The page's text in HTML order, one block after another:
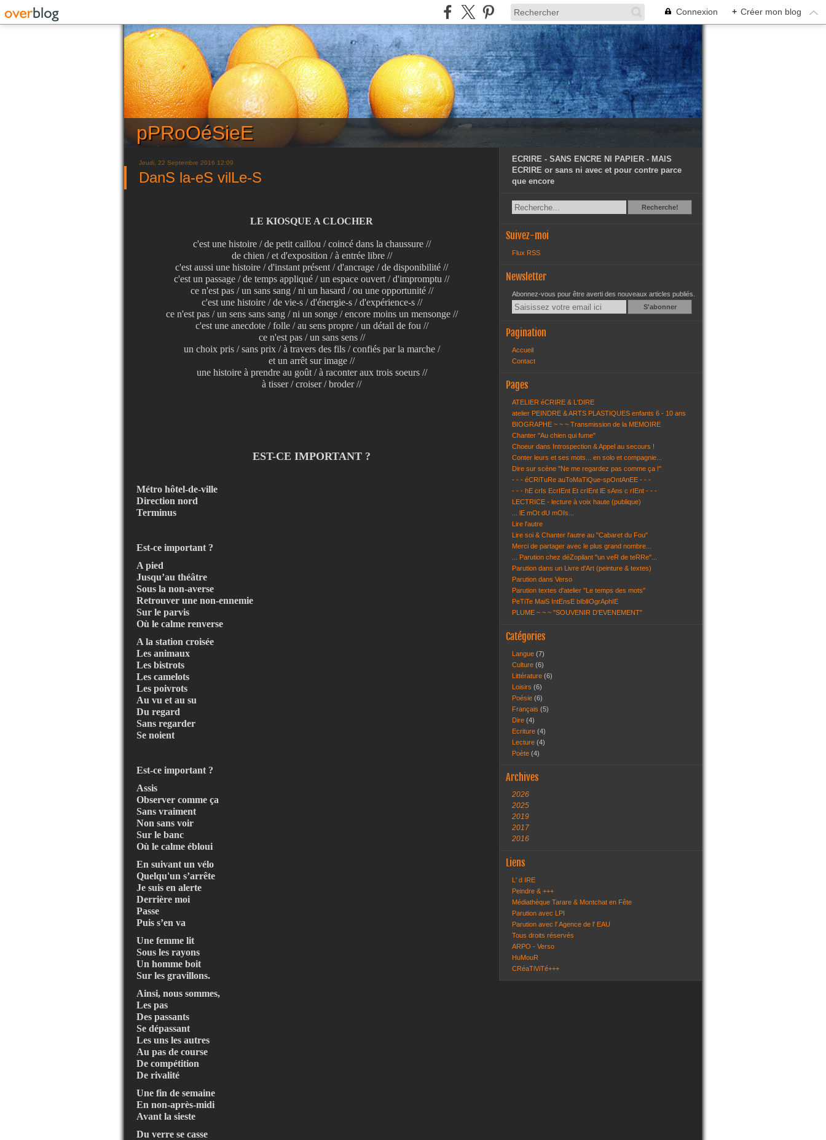
Connexion + Créer mon blog
pPRoOéSieE
Jeudi, 22 Septembre 2016 12:09
DanS la-eS vilLe-S
LE KIOSQUE A CLOCHER
c'est une histoire / de petit caillou / coincé dans la chaussure //
de chien / et d'exposition / à entrée libre //
c'est aussi une histoire / d'instant présent / d'ancrage / de disponibilité //
c'est un passage / de temps appliqué / un espace ouvert / d'impromptu //
ce n'est pas / un sans sang / ni un hasard / ou une opportunité //
c'est une histoire / de vie-s / d'énergie-s / d'expérience-s //
ce n'est pas / un sens sans sang / ni un songe / encore moins un mensonge //
c'est une anecdote / folle / au sens propre / un détail de fou //
ce n'est pas / un sans sens //
un choix pris / sans prix / à travers des fils / confiés par la marche /
et un arrêt sur image //
une histoire à prendre au goût / à raconter aux trois soeurs //
à tisser / croiser / broder //
EST-CE IMPORTANT ?
Métro hôtel-de-ville
Direction nord
Terminus
Est-ce important ?
A pied
Jusqu’au théâtre
Sous la non-averse
Retrouver une non-ennemie
Sur le parvis
Où le calme renverse
A la station croisée
Les animaux
Les bistrots
Les camelots
Les poivrots
Au vu et au su
Du regard
Sans regarder
Se noient
Est-ce important ?
Assis
Observer comme ça
Sans vraiment
Non sans voir
Sur le banc
Où le calme ébloui
En suivant un vélo
Quelqu'un s’arrête
Je suis en alerte
Derrière moi
Passe
Puis s’en va
Une femme lit
Sous les rayons
Un homme boit
Sur les gravillons.
Ainsi, nous sommes,
Les pas
Des passants
Se dépassant
Les uns les autres
Au pas de course
De compétition
De rivalité
Une fin de semaine
En non-après-midi
Avant la sieste
Du verre se casse
ECRIRE - SANS ENCRE NI PAPIER - MAIS
ECRIRE or sans ni avec et pour contre parce
que encore
RechercheRecherche!
Suivez-moi
Flux RSS
Newsletter
Abonnez-vous pour être averti des nouveaux articles publiés.
Email
Pagination
Accueil
Contact
Pages
ATELIER éCRIRE & L'DIRE
atelier PEINDRE & ARTS PLASTIQUES enfants 6 - 10 ans
BIOGRAPHE ~ ~ ~ Transmission de la MEMOIRE
Chanter "Au chien qui fume"
Choeur dans Introspection & Appel au secours !
Conter leurs et ses mots... en solo et compagnie...
Dire sur scène "Ne me regardez pas comme ça !"
- - - éCRiTuRe auToMaTiQue-spOntAnEE - - -
- - - hE crIs EcrIEnt Et crIEnt lE sAns c rIEnt - - -
LECTRICE - lecture à voix haute (publique)
... lE mOt dU mOIs...
Lire l'autre
Lire soi & Chanter l'autre au "Cabaret du Fou"
Merci de partager avec le plus grand nombre...
... Parution chez déZopilant "un veR de teRRe"...
Parution dans un Livre d'Art (peinture & textes)
Parution dans Verso
Parution textes d'atelier "Le temps des mots"
PeTiTe MaiS IntEnsE bIblIOgrAphIE
PLUME ~ ~ ~ "SOUVENIR D'EVENEMENT"
Catégories
Langue (7)
Culture (6)
Littérature (6)
Loisirs (6)
Poésie (6)
Français (5)
Dire (4)
Ecriture (4)
Lecture (4)
Poète (4)
Archives
2026
2025
2019
2017
2016
Liens
L' d IRE
Peindre & +++
Médiathèque Tarare & Montchat en Fête
Parution avec LPI
Parution avec l' Agence de l' EAU
Tous droits réservés
ARPO - Verso
HuMouR
CRéaTiViTé+++